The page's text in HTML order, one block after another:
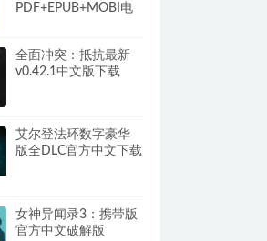
PDF+EPUB+MOBI电
全面冲突：抵抗最新
v0.42.1中文版下载
艾尔登法环数字豪华
版全DLC官方中文下载
女神异闻录3：携带版
官方中文破解版